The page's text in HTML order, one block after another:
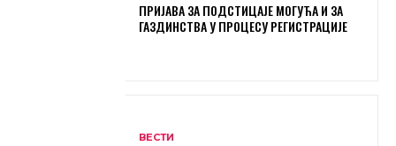
ПРИЈАВА ЗА ПОДСТИЦАЈЕ МОГУЋА И ЗА
ГАЗДИНСТВА У ПРОЦЕСУ РЕГИСТРАЦИЈЕ
ВЕСТИ